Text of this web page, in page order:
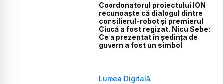
Coordonatorul proiectului ION
recunoaște că dialogul dintre
consilierul-robot și premierul
Ciucă a fost regizat. Nicu Sebe:
Ce a prezentat în ședința de
guvern a fost un simbol
Lumea Digitală